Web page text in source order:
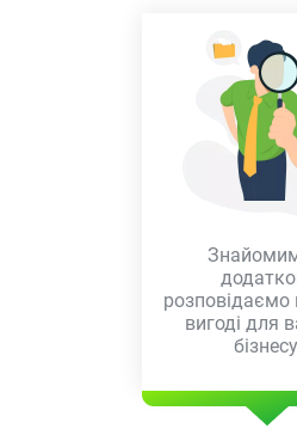
розповідаємо
вигоді для